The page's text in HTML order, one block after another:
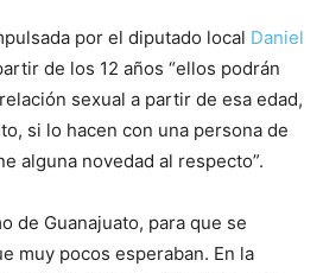
por el diputado local Daniel
de los 12 años “ellos podrán
sexual a partir de esa edad,
si lo hacen con una persona de
alguna novedad al respecto”.
de Guanajuato, para que se
muy pocos esperaban. En la